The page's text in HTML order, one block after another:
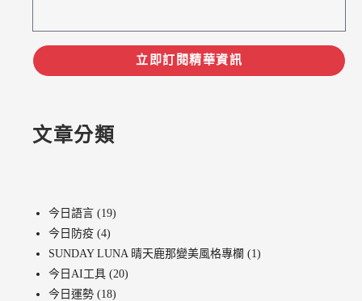
立即訂閱精華資訊
文章分類
今日語言 (19)
今日防疫 (4)
SUNDAY LUNA 晴天鹿那變美風格專欄 (1)
今日AI工具 (20)
今日運勢 (18)